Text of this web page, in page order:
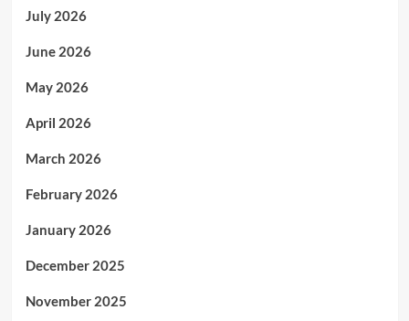
July 2026
June 2026
May 2026
April 2026
March 2026
February 2026
January 2026
December 2025
November 2025